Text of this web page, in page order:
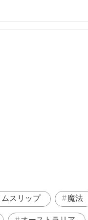
ムスリップ 魔法